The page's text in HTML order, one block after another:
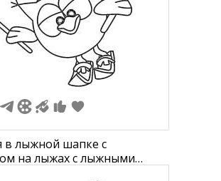
в лыжной шапке с
на лыжах с лыжными